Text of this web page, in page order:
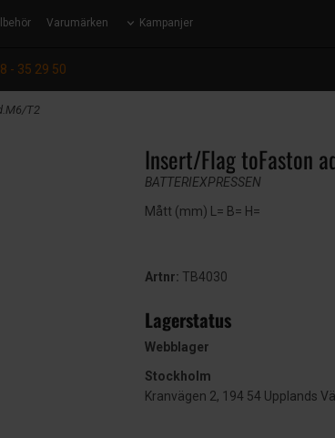
Varumärken Kampanjer
- 35 29 50
T2
Insert/Flag toFaston
BATTERIEXPRESSEN
Mått (mm) L= B= H=
Artnr: TB4030
Lagerstatus
Webblager
Stockholm
Kranvägen 2, 194 54 Upplands